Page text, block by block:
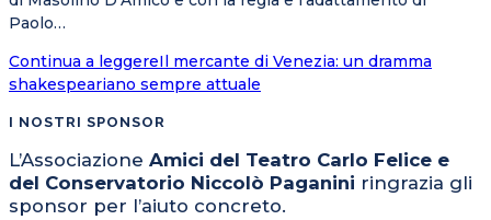
Paolo…
Continua a leggereIl mercante di Venezia: un dramma
shakespeariano sempre attuale
I NOSTRI SPONSOR
L’Associazione Amici del Teatro Carlo Felice e
del Conservatorio Niccolò Paganini ringrazia gli
sponsor per l’aiuto concreto.